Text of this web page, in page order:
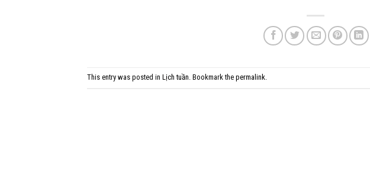
This entry was posted in Lịch tuần. Bookmark the permalink.